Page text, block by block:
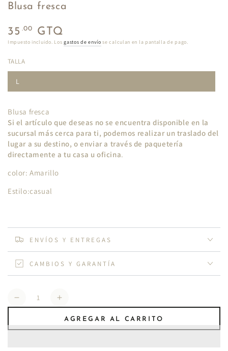
Blusa fresca
Precio
regular
35 .00 GTQ
Impuesto incluido. Losgastos de envío se calculan en la pantalla de pago.
TALLA
L
Blusa fresca
Si el artículo que deseas no se encuentra disponible en la
sucursal más cerca para ti, podemos realizar un traslado del
lugar a su destino, o enviar a través de paquetería
directamente a tu casa u oficina.
color: Amarillo
Estilo:casual
ENVÍOS Y ENTREGAS
CAMBIOS Y GARANTÍA
Cantidad
Reducir
Aumentar
para
AGREGAR AL CARRITO